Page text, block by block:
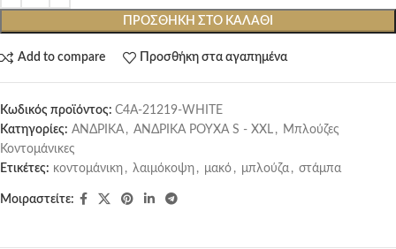
ΠΡΟΣΘΉΚΗ ΣΤΟ ΚΑΛΆΘΙ
Add to compare Προσθήκη στα αγαπημένα
Κωδικός προϊόντος: C4A-21219-WHITE
Κατηγορίες: ΑΝΔΡΙΚΑ , ΑΝΔΡΙΚΑ ΡΟΥΧΑ S - XXL , Μπλούζες
Κοντομάνικες
Ετικέτες: κοντομάνικη , λαιμόκοψη , μακό , μπλούζα , στάμπα
Μοιραστείτε: